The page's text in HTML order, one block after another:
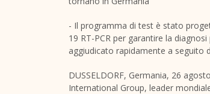
- Il programma di test è stato
19 RT-PCR per garantire la
aggiudicato rapidamente a seguito
DUSSELDORF, Germania, 26
International Group, leader